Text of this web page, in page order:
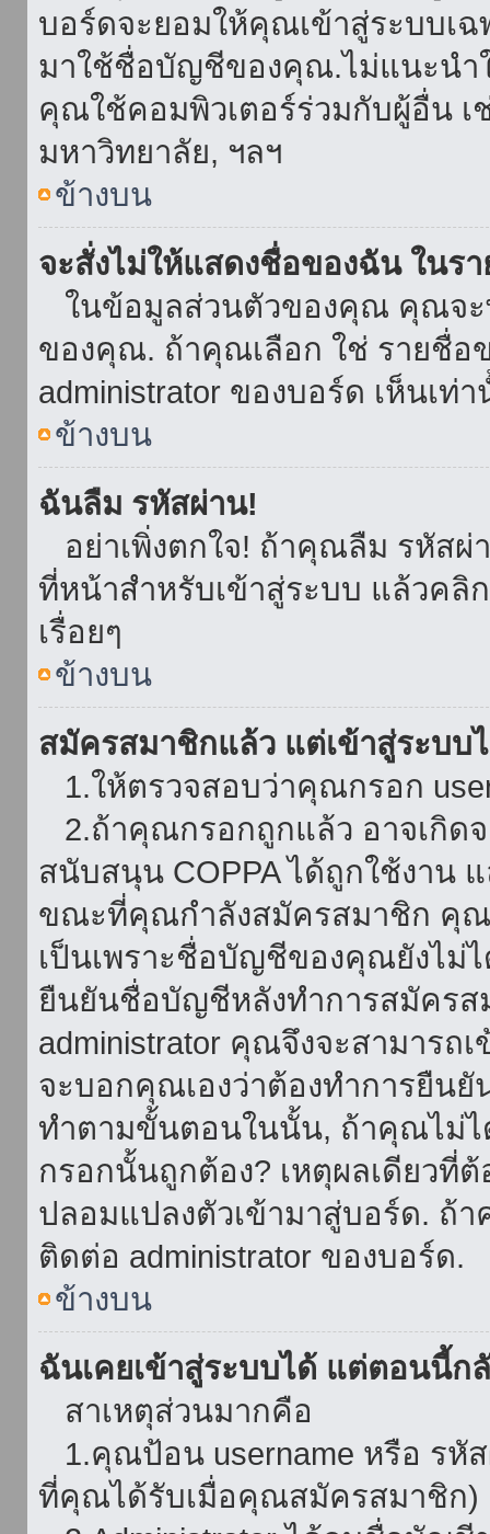
บอร์ดจะยอมให้คุณเข้าสู่ระบบเ
มาใช้ชื่อบัญชีของคุณ.ไม่แนะนำ
คุณใช้คอมพิวเตอร์ร่วมกับผู้อื่น เ
มหาวิทยาลัย, ฯลฯ
ข้างบน
จะสั่งไม่ให้แสดงชื่อของฉัน ในร
ในข้อมูลส่วนตัวของคุณ คุณจะ
ของคุณ. ถ้าคุณเลือก ใช่ รายชื่
administrator ของบอร์ด เห็นเ
ข้างบน
ฉันลืม รหัสผ่าน!
อย่าเพิ่งตกใจ! ถ้าคุณลืม รหัสผ่
ที่หน้าสำหรับเข้าสู่ระบบ แล้วค
เรื่อยๆ
ข้างบน
สมัครสมาชิกแล้ว แต่เข้าสู่ระบบ
1.ให้ตรวจสอบว่าคุณกรอก
2.ถ้าคุณกรอกถูกแล้ว อาจเกิด
สนับสนุน COPPA ได้ถูกใช้งาน
ขณะที่คุณกำลังสมัครสมาชิก คุ
เป็นเพราะชื่อบัญชีของคุณยังไม่
ยืนยันชื่อบัญชีหลังทำการสมัครส
administrator คุณจึงจะสามาร
จะบอกคุณเองว่าต้องทำการยืน
ทำตามขั้นตอนในนั้น, ถ้าคุณไม่
กรอกนั้นถูกต้อง? เหตุผลเดียวที่
ปลอมแปลงตัวเข้ามาสู่บอร์ด. ถ้
ติดต่อ administrator ของบอร์ด.
ข้างบน
ฉันเคยเข้าสู่ระบบได้ แต่ตอนนี้ก
สาเหตุส่วนมากคือ
1.คุณป้อน username หรือ รหั
ที่คุณได้รับเมื่อคุณสมัครสมาชิก)